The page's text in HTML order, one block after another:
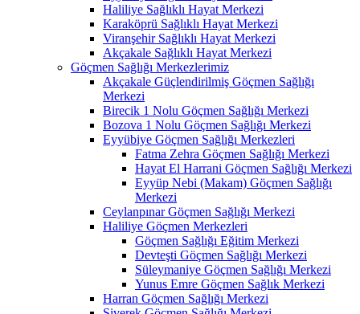
Haliliye Sağlıklı Hayat Merkezi
Karaköprü Sağlıklı Hayat Merkezi
Viranşehir Sağlıklı Hayat Merkezi
Akçakale Sağlıklı Hayat Merkezi
Göçmen Sağlığı Merkezlerimiz
Akçakale Güçlendirilmiş Göçmen Sağlığı
Merkezi
Birecik 1 Nolu Göçmen Sağlığı Merkezi
Bozova 1 Nolu Göçmen Sağlığı Merkezi
Eyyübiye Göçmen Sağlığı Merkezleri
Fatma Zehra Göçmen Sağlığı Merkezi
Hayat El Harrani Göçmen Sağlığı Merkezi
Eyyüp Nebi (Makam) Göçmen Sağlığı
Merkezi
Ceylanpınar Göçmen Sağlığı Merkezi
Haliliye Göçmen Merkezleri
Göçmen Sağlığı Eğitim Merkezi
Devteşti Göçmen Sağlığı Merkezi
Süleymaniye Göçmen Sağlığı Merkezi
Yunus Emre Göçmen Sağlık Merkezi
Harran Göçmen Sağlığı Merkezi